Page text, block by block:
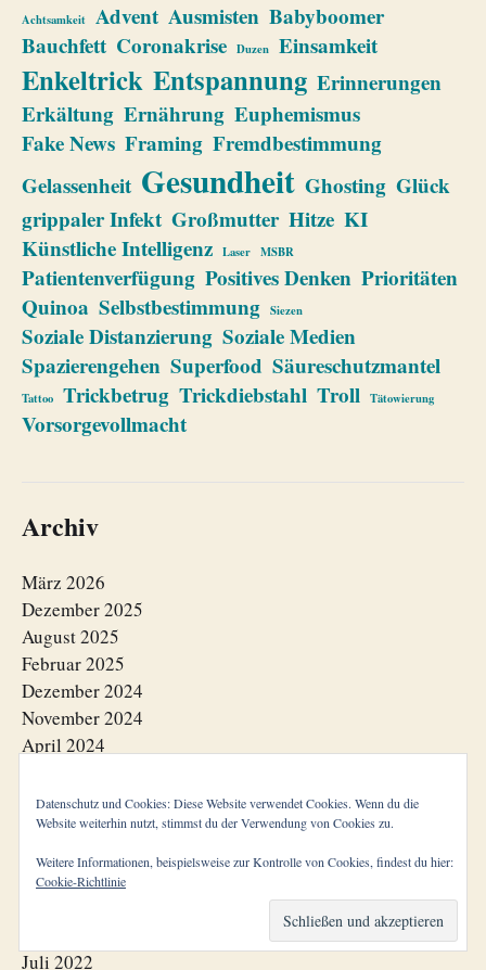
Achtsamkeit Advent Ausmisten Babyboomer
Bauchfett Coronakrise Duzen Einsamkeit
Enkeltrick Entspannung Erinnerungen
Erkältung Ernährung Euphemismus
Fake News Framing Fremdbestimmung
Gelassenheit Gesundheit Ghosting Glück
grippaler Infekt Großmutter Hitze KI
Künstliche Intelligenz Laser MSBR
Patientenverfügung Positives Denken Prioritäten
Quinoa Selbstbestimmung Siezen
Soziale Distanzierung Soziale Medien
Spazierengehen Superfood Säureschutzmantel
Tattoo Trickbetrug Trickdiebstahl Troll Tätowierung
Vorsorgevollmacht
Archiv
März 2026
Dezember 2025
August 2025
Februar 2025
Dezember 2024
November 2024
April 2024
November 2023
Oktober 2023
Juni 2023
April 2023
Juli 2022
Datenschutz und Cookies: Diese Website verwendet Cookies. Wenn du die
Website weiterhin nutzt, stimmst du der Verwendung von Cookies zu.
Weitere Informationen, beispielsweise zur Kontrolle von Cookies, findest du hier:
Cookie-Richtlinie